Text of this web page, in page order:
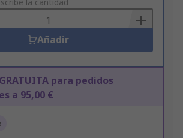
la cantidad
Añadir
para pedidos
a 95,00 €